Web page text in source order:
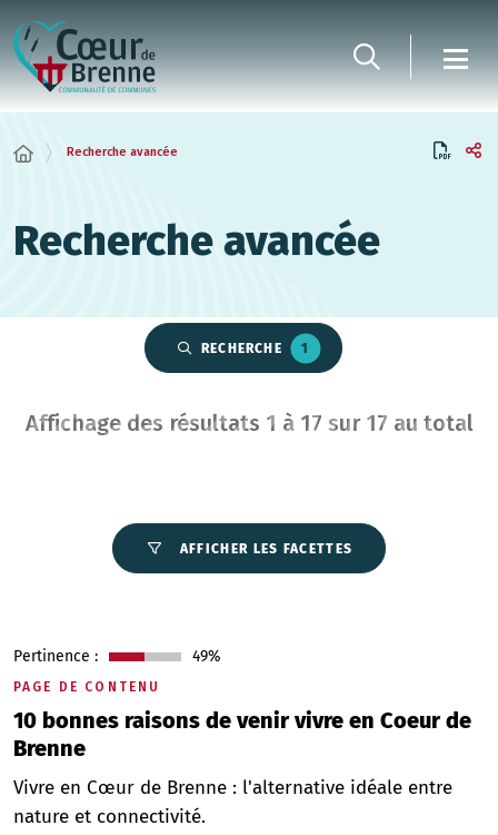
Recherche avancée
Recherche avancée
RECHERCHE 1
Affichage des résultats 1 à 17 sur 17 au total
AFFICHER LES FACETTES
PAGE DE CONTENU
10 bonnes raisons de venir vivre en Coeur de
Brenne
Pertinence : 49%
Vivre en Cœur de Brenne : l'alternative idéale entre
nature et connectivité.